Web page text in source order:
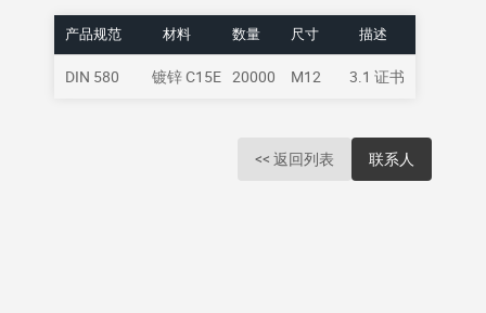
产品规范 材料 数量 尺寸 描述
DIN 580 镀锌 C15E 20000 M12 3.1 证书
<< 返回列表 联系人